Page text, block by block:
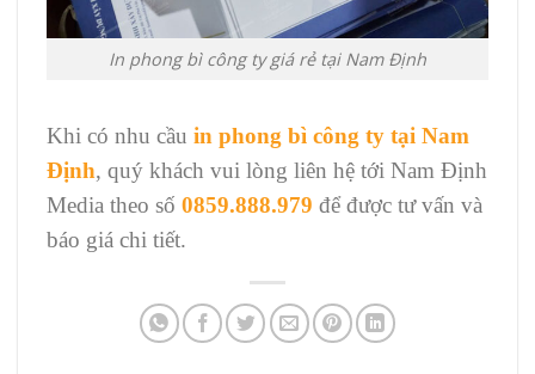
In phong bì công ty giá rẻ tại Nam Định
Khi có nhu cầu in phong bì công ty tại Nam
Định, quý khách vui lòng liên hệ tới Nam Định
Media theo số 0859.888.979 để được tư vấn và
báo giá chi tiết.